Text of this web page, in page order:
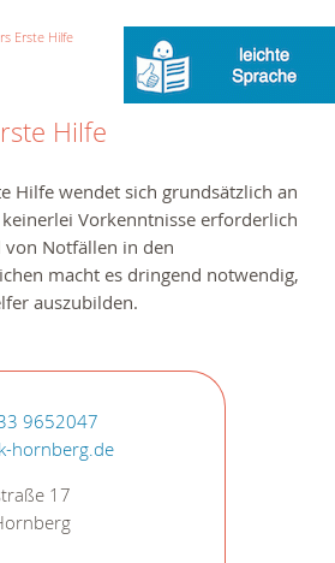
Erste Hilfe
Hilfe
Hilfe wendet sich grundsätzlich an
Vorkenntnisse erforderlich
von Notfällen in den
macht es dringend notwendig,
auszubilden.
9652047
hornberg.de
17